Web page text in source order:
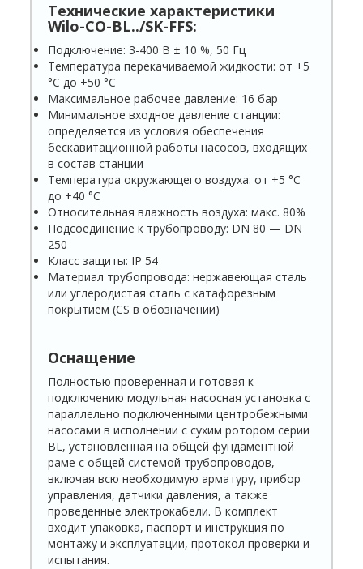
Технические характеристики
Wilo-CO-BL../SK-FFS:
Подключение: 3-400 В ± 10 %, 50 Гц
Температура перекачиваемой жидкости: от +5
°С до +50 °С
Максимальное рабочее давление: 16 бар
Минимальное входное давление станции:
опреде­ляется из условия обеспечения
бескавитационной работы насосов, входящих
в состав станции
Температура окружающего воздуха: от +5 °С
до +40 °С
Относительная влажность воздуха: макс. 80%
Подсоединение к трубопроводу: DN 80 — DN
250
Класс защиты: IP 54
Материал трубопровода: нержавеющая сталь
или углеродистая сталь с катафорезным
покрытием (CS в обозначении)
Оснащение
Полностью проверенная и готовая к
подключению модульная насосная установка с
параллельно подключенными центробежными
насосами в исполнении с сухим ротором серии
BL, установленная на общей фундаментной
раме с общей системой трубопроводов,
включая всю необходимую арматуру, прибор
управления, датчики давления, а также
проведенные электрокабели. В комплект
входит упаковка, паспорт и инструкция по
монтажу и эксплуатации, протокол проверки и
испытания.